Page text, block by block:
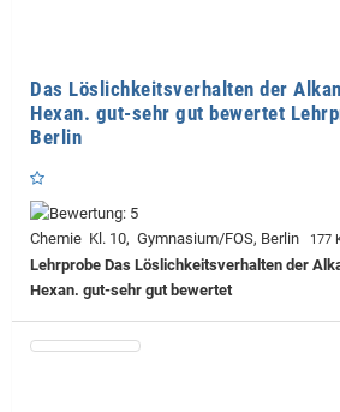
Das Löslichkeitsverhalten der
Hexan. gut-sehr gut bewertet
Berlin
Chemie Kl. 10, Gymnasium/FOS, Berlin 177
Lehrprobe Das Löslichkeitsverhalten der
Hexan. gut-sehr gut bewertet